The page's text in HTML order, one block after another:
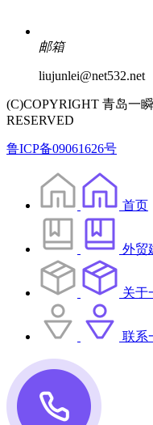
邮箱
liujunlei@net532.net
(C)COPYRIGHT 青岛一
RESERVED
鲁ICP备09061626号
首页
外贸
关于
联系